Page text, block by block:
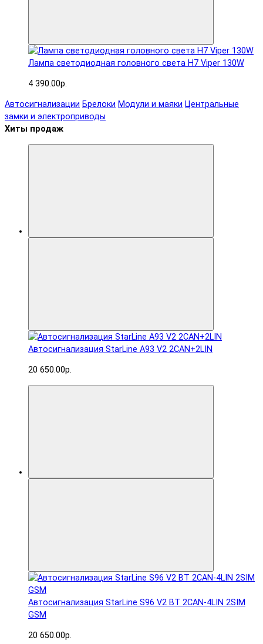
Лампа светодиодная головного света H7 Viper 130W
4 390.00р.
Автосигнализации Брелоки Модули и маяки Центральные
замки и электроприводы
Хиты продаж
Автосигнализация StarLine A93 V2 2CAN+2LIN
20 650.00р.
Автосигнализация StarLine S96 V2 BT 2CAN-4LIN 2SIM
GSM
20 650.00р.